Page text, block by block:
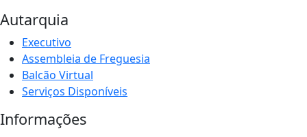
Autarquia
Executivo
Assembleia de Freguesia
Balcão Virtual
Serviços Disponíveis
Informações